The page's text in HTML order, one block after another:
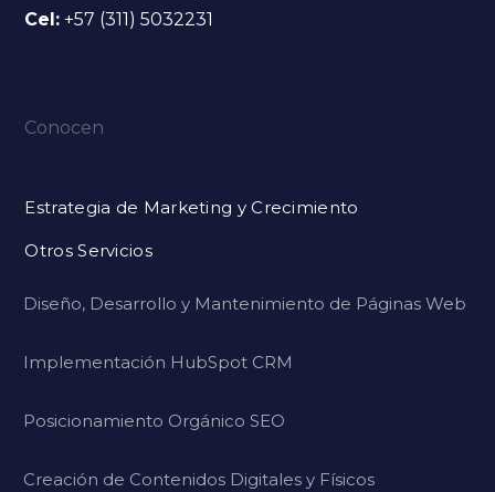
Cel: +57 (311) 5032231
Conocen
Estrategia de Marketing y Crecimiento
Otros Servicios
Diseño, Desarrollo y Mantenimiento de Páginas Web
Implementación HubSpot CRM
Posicionamiento Orgánico SEO
Creación de Contenidos Digitales y Físicos